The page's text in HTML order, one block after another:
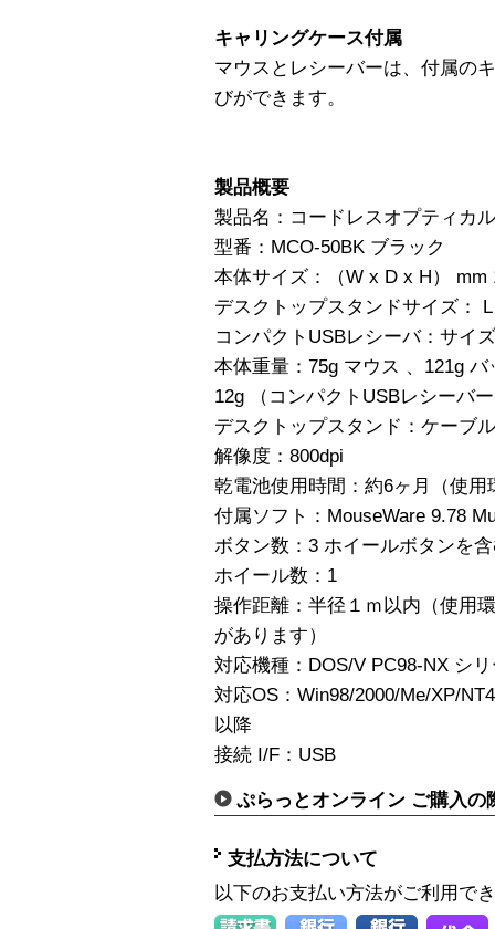
キャリングケース付属
マウスとレシーバーは、付属の
びができます。
製品概要
製品名：コードレスオプティカ
型番：MCO-50BK ブラック
本体サイズ：（W x D x H） mm
デスクトップスタンドサイズ：
コンパクトUSBレシーバ：サイ
本体重量：75g マウス 、121g
12g （コンパクトUSBレシーバ
デスクトップスタンド：ケーブ
解像度：800dpi
乾電池使用時間：約6ヶ月（使
付属ソフト：MouseWare 9.78
ボタン数：3 ホイールボタンを
ホイール数：1
操作距離：半径１ｍ以内（使用
があります）
対応機種：DOS/V PC98-NX シ
対応OS：Win98/2000/Me/XP/
以降
接続 I/F：USB
ぷらっとオンライン ご購入の
支払方法について
以下のお支払い方法がご利用で